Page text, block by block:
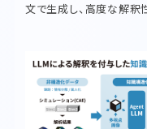
文で生成し、高度な解釈